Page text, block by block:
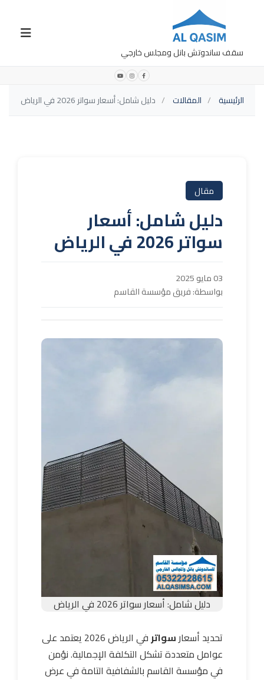
سقف ساندوتش بانل ومجلس خارجي
الرئيسية المقالات دليل شامل: أسعار سواتر 2026 في الرياض
مقال
دليل شامل: أسعار
سواتر 2026 في الرياض
03 مايو 2025
بواسطة: فريق مؤسسة القاسم
دليل شامل: أسعار سواتر 2026 في الرياض
تحديد أسعار سواتر
في الرياض 2026 يعتمد على
عوامل متعددة تشكل التكلفة الإجمالية. نؤمن
في مؤسسة القاسم بالشفافية التامة في عرض